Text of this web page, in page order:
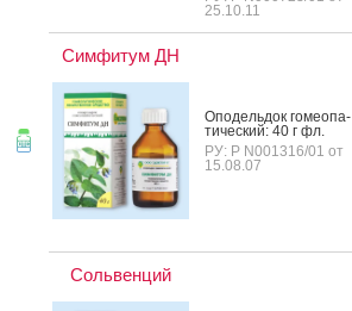
25.10.11
Симфитум ДН
Опо­дель­док го­ме­опа­
тичес­кий: 40 г фл.
РУ: Р N001316/01 от
15.08.07
Сольвенций